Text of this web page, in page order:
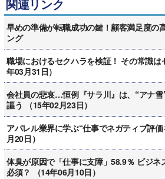
関連リンク
早めの準備が転職成功の鍵！顧客満足度の
ング
職場におけるセクハラを検証！ その常識
年03月31日）
会社員の悲哀…恒例『サラ川』は、“アナ雪
謳う （15年02月23日）
アパレル業界に学ぶ“仕事でネガティブ評
月20日）
体臭が原因で「仕事に支障」58.9％ ビジネ
必須？ （14年06月10日）